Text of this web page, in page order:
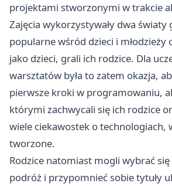
projektami stworzonymi w trakcie
Zajęcia wykorzystywały dwa światy
popularne wśród dzieci i młodzieży
jako dzieci, grali ich rodzice. Dla
warsztatów była to zatem okazja,
pierwsze kroki w programowaniu,
którymi zachwycali się ich rodzice
wiele ciekawostek o technologiach,
tworzone.
Rodzice natomiast mogli wybrać
podróż i przypomnieć sobie tytuły